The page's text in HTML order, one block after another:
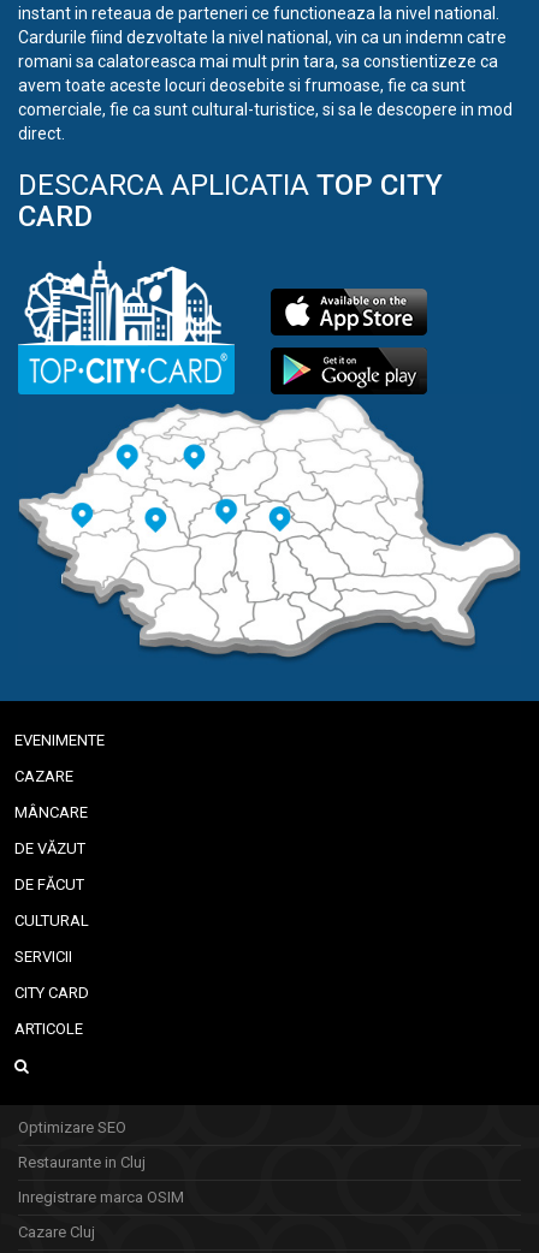
instant in reteaua de parteneri ce functioneaza la nivel national.
Cardurile fiind dezvoltate la nivel national, vin ca un indemn catre
romani sa calatoreasca mai mult prin tara, sa constientizeze ca
avem toate aceste locuri deosebite si frumoase, fie ca sunt
comerciale, fie ca sunt cultural-turistice, si sa le descopere in mod
direct.
DESCARCA APLICATIA TOP CITY
CARD
EVENIMENTE
CAZARE
MÂNCARE
DE VĂZUT
DE FĂCUT
CULTURAL
SERVICII
CITY CARD
ARTICOLE
Optimizare SEO
Restaurante in Cluj
Inregistrare marca OSIM
Cazare Cluj